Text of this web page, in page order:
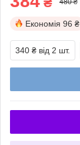
Економія 96 ₴
340 ₴ від 2 шт.